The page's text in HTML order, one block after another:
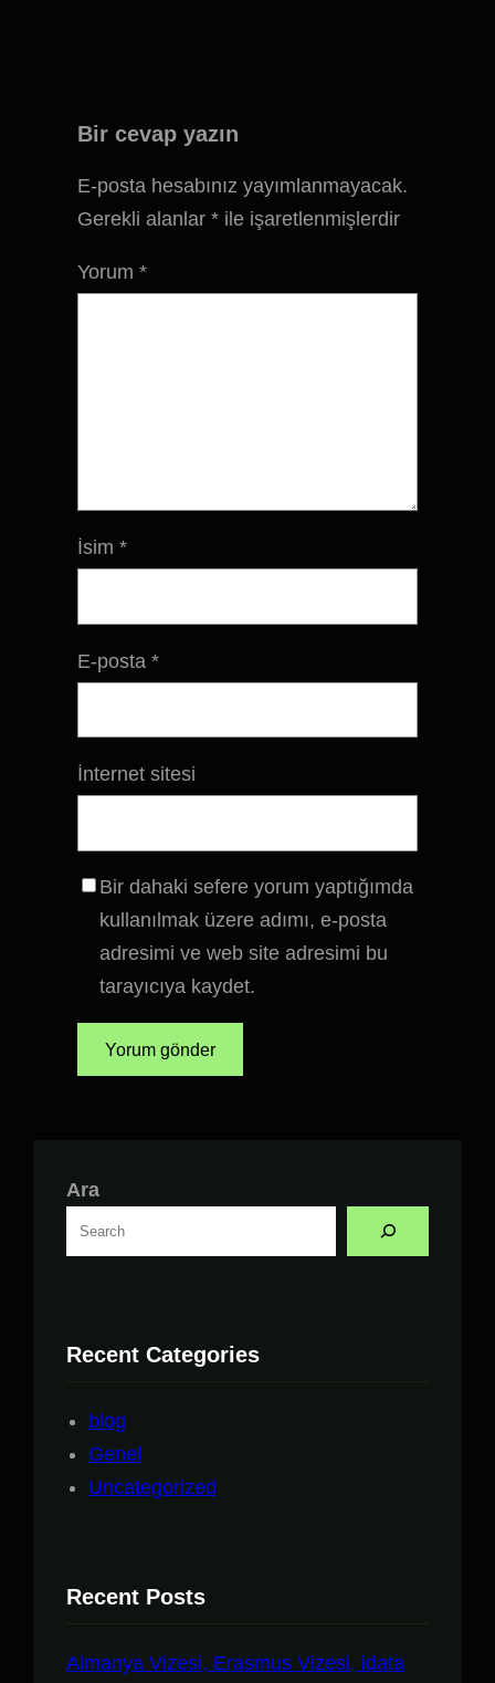
Bir cevap yazın
E-posta hesabınız yayımlanmayacak.
Gerekli alanlar * ile işaretlenmişlerdir
Yorum *
İsim *
E-posta *
İnternet sitesi
Bir dahaki sefere yorum yaptığımda
kullanılmak üzere adımı, e-posta
adresimi ve web site adresimi bu
tarayıcıya kaydet.
Ara
Recent Categories
blog
Genel
Uncategorized
Recent Posts
Almanya Vizesi, Erasmus Vizesi, idata